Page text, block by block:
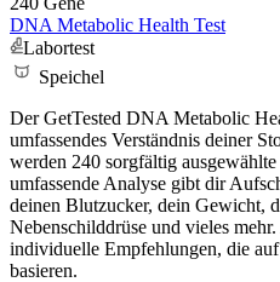
DNA Metabolic Health Test
Labortest
Speichel
Der GetTested DNA Metabolic
umfassendes Verständnis deiner
werden 240 sorgfältig
umfassende Analyse gibt dir
deinen Blutzucker, dein Gewicht,
Nebenschilddrüse und vieles
individuelle Empfehlungen, die
basieren.